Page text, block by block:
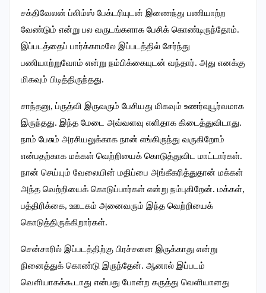
சக்திவேலன் ப்லிம்ஸ் பேக்டரியுடன் இணைந்து பணியாற்ற
வேண்டும் என்று பல வருடங்களாக பேசிக் கொண்டிருந்தோம்.
இப்படத்தைப் பார்க்காமலே இப்படத்தில் சேர்ந்து
பணியாற்றுவோம் என்று நம்பிக்கையுடன் வந்தார். அது எனக்கு
மிகவும் பிடித்திருந்தது.
சாந்தனு, ப்ருத்வி இருவரும் பேசியது மிகவும் உணர்வுபூர்வமாக
இருந்தது. இந்த மேடை அவ்வளவு எளிதாக கிடைத்துவிடாது.
நாம் பேசும் அரசியலுக்காக நான் எங்கிருந்து வருகிறோம்
என்பதற்காக மக்கள் வெற்றியைக் கொடுத்துவிட மாட்டார்கள்.
நான் செய்யும் வேலையின் மதிப்பை அங்கீகரித்துதான் மக்கள்
அந்த வெற்றியைக் கொடுப்பார்கள் என்று நம்புகிறேன். மக்கள்,
பத்திரிக்கை, ஊடகம் அனைவரும் இந்த வெற்றியைக்
கொடுத்திருக்கிறார்கள்.
சென்சாரில் இப்படத்திற்கு பிரச்சனை இருக்காது என்று
நினைத்துக் கொண்டு இருந்தேன். ஆனால் இப்படம்
வெளியாகக்கூடாது என்பது போன்ற கருத்து வெளியானது